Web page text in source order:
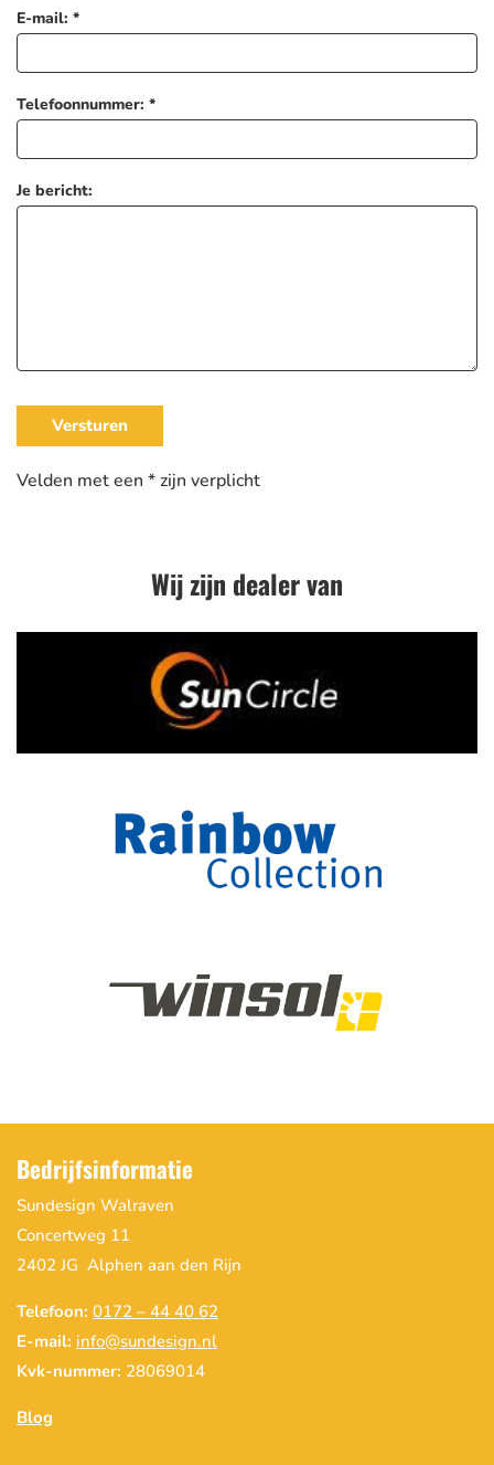
E-mail: *
Telefoonnummer: *
Je bericht:
Versturen
Wij zijn dealer van
Bedrijfsinformatie
Sundesign Walraven
Concertweg 11
2402 JG Alphen aan den Rijn
Telefoon: 0172 – 44 40 62
E-mail: info@sundesign.nl
Kvk-nummer: 28069014
Blog